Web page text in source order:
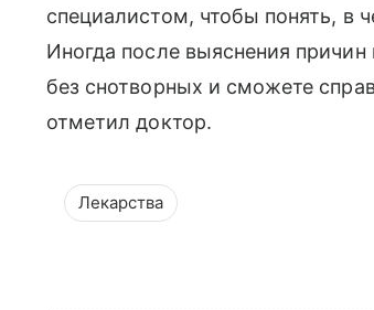
специалистом, чтобы понять, в
Иногда после выяснения
без снотворных и сможете
отметил доктор.
Лекарства